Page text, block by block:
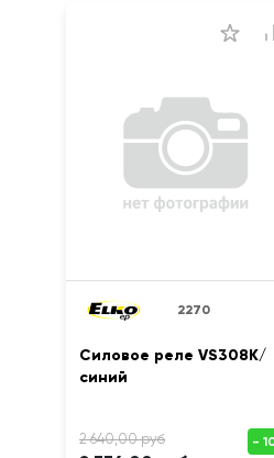
2270
Силовое реле VS308K/
синий